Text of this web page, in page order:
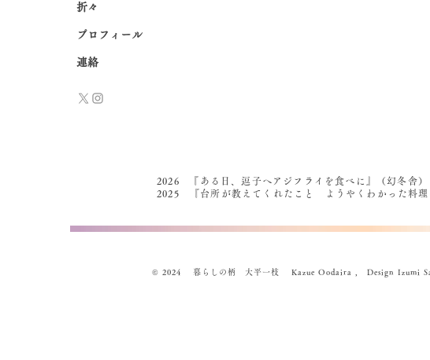
折々
プロフィール
連絡
2026 『ある日、逗子へアジフライを食べに』（幻冬舎）
2025 『台所が教えてくれたこと ようやくわかった料理
© 2024 暮らしの柄 大平一枝 Kazue Oodaira , Design Izumi